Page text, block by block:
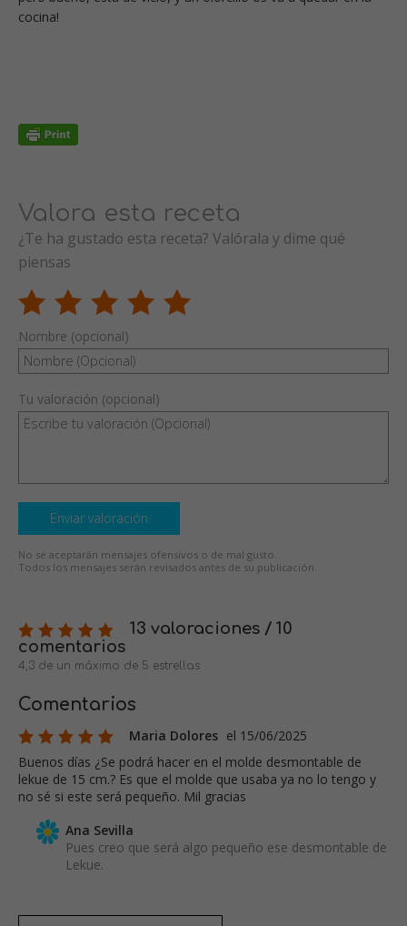
cocina!
Valora esta receta
¿Te ha gustado esta receta? Valórala y dime qué
piensas
Nombre (opcional)
Tu valoración (opcional)
Enviar valoración
No se aceptarán mensajes ofensivos o de mal gusto.
Todos los mensajes serán revisados antes de su publicación.
13 valoraciones / 10
comentarios
4,3 de un máximo de 5 estrellas
Comentarios
Maria Dolores el 15/06/2025
Buenos días ¿Se podrá hacer en el molde desmontable de
lekue de 15 cm.? Es que el molde que usaba ya no lo tengo y
no sé si este será pequeño. Mil gracias
Ana Sevilla
Pues creo que será algo pequeño ese desmontable de
Lekue.